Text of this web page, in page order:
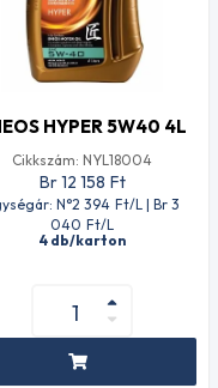
HYPER 5W40 4L
Cikkszám: NYL18004
Br 12 158 Ft
N°2 394 Ft/L | Br 3
040 Ft/L
4 db/karton